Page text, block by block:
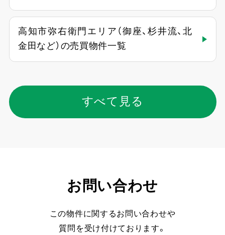
高知市弥右衛門エリア（御座、杉井流、北
金田など）の売買物件一覧
すべて見る
お問い合わせ
この物件に関するお問い合わせや
質問を受け付けております。